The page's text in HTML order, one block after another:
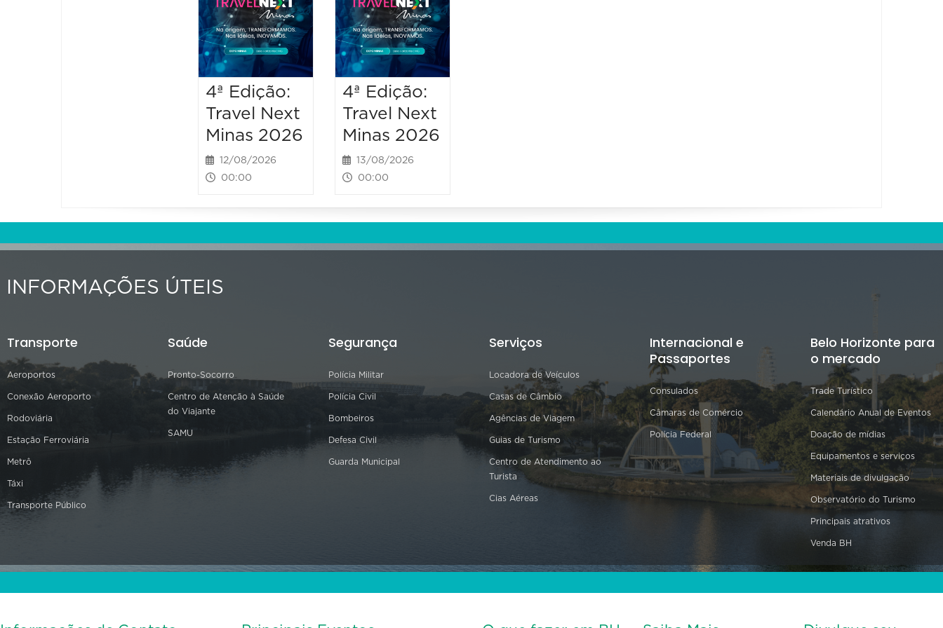
4ª Edição:
Travel Next
Minas 2026
12/08/2026
00:00
4ª Edição:
Travel Next
Minas 2026
13/08/2026
00:00
INFORMAÇÕES ÚTEIS
Transporte
Aeroportos
Conexão Aeroporto
Rodoviária
Estação Ferroviária
Metrô
Táxi
Transporte Público
Saúde
Pronto-Socorro
Centro de Atenção à Saúde
do Viajante
SAMU
Segurança
Polícia Militar
Polícia Civil
Bombeiros
Defesa Civil
Guarda Municipal
Serviços
Locadora de Veículos
Casas de Câmbio
Agências de Viagem
Guias de Turismo
Centro de Atendimento ao
Turista
Cias Aéreas
Internacional e
Passaportes
Consulados
Câmaras de Comércio
Polícia Federal
Belo Horizonte para
o mercado
Trade Turístico
Calendário Anual de Eventos
Doação de mídias
Equipamentos e serviços
Materiais de divulgação
Observatório do Turismo
Principais atrativos
Venda BH